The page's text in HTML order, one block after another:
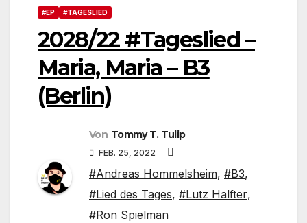
#EP #TAGESLIED
2028/22 #Tageslied –
Maria, Maria – B3
(Berlin)
Von Tommy T. Tulip
FEB. 25, 2022
#Andreas Hommelsheim, #B3,
#Lied des Tages, #Lutz Halfter,
#Ron Spielman